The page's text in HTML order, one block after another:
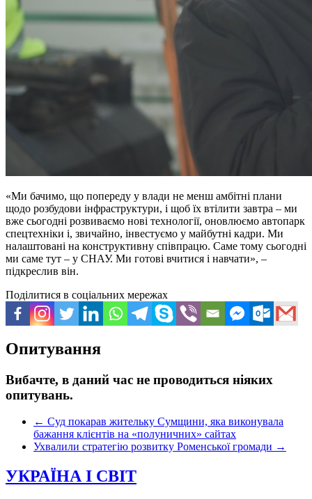
«Ми бачимо, що попереду у влади не менш амбітні плани
щодо розбудови інфраструктури, і щоб їх втілити завтра – ми
вже сьогодні розвиваємо нові технології, оновлюємо автопарк
спецтехніки і, звичайно, інвестуємо у майбутні кадри. Ми
налаштовані на конструктивну співпрацю. Саме тому сьогодні
ми саме тут – у СНАУ. Ми готові вчитися і навчати», –
підкреслив він.
Поділитися в соціальних мережах
Опитування
Вибачте, в даний час не проводиться ніяких
опитувань.
← Суд покарав жительку Сумщини, яка виконувала
бажання клієнтів на «полуничних» сайтах
Ухвалили стратегію розвитку Роменської громади →
УКРАЇНА І СВІТ